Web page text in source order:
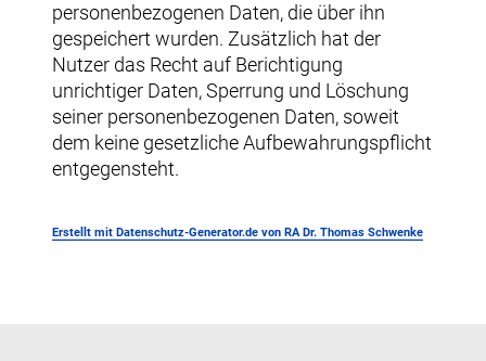
personenbezogenen Daten, die über ihn
gespeichert wurden. Zusätzlich hat der
Nutzer das Recht auf Berichtigung
unrichtiger Daten, Sperrung und Löschung
seiner personenbezogenen Daten, soweit
dem keine gesetzliche Aufbewahrungspflicht
entgegensteht.
Erstellt mit Datenschutz-Generator.de von RA Dr. Thomas Schwenke